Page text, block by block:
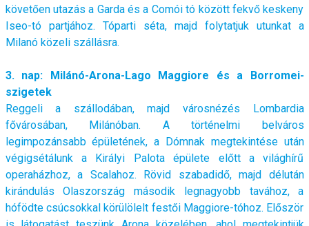
követően utazás a Garda és a Comói tó között fekvő keskeny
Iseo-tó partjához. Tóparti séta, majd folytatjuk utunkat a
Milanó közeli szállásra.
3. nap: Milánó-Arona-Lago Maggiore és a Borromei-
szigetek
Reggeli a szállodában, majd városnézés Lombardia
fővárosában, Milánóban. A történelmi belváros
legimpozánsabb épületének, a Dómnak megtekintése után
végigsétálunk a Királyi Palota épülete előtt a világhírű
operaházhoz, a Scalahoz. Rövid szabadidő, majd délután
kirándulás Olaszország második legnagyobb tavához, a
hófödte csúcsokkal körülölelt festői Maggiore-tóhoz. Először